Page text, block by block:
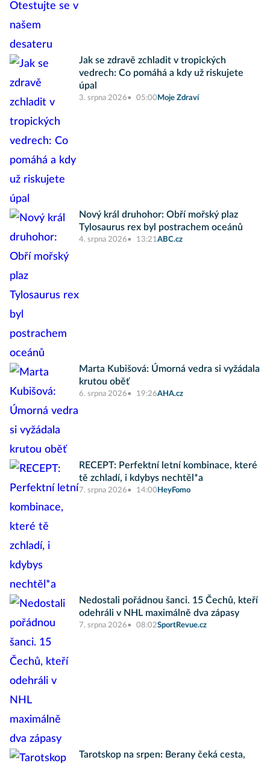
Jak se zdravě zchladit v tropických
vedrech: Co pomáhá a kdy už riskujete
úpal
3. srpna 2026 05:00 Moje Zdraví
Nový král druhohor: Obří mořský plaz
Tylosaurus rex byl postrachem oceánů
4. srpna 2026 13:21ABC.cz
Marta Kubišová: Úmorná vedra si vyžádala
krutou oběť
6. srpna 2026 19:26AHA.cz
RECEPT: Perfektní letní kombinace, které
tě zchladí, i kdybys nechtěl*a
7. srpna 2026 14:00 HeyFomo
Nedostali pořádnou šanci. 15 Čechů, kteří
odehráli v NHL maximálně dva zápasy
7. srpna 2026 08:02SportRevue.cz
Tarotskop na srpen: Berany čeká cesta,